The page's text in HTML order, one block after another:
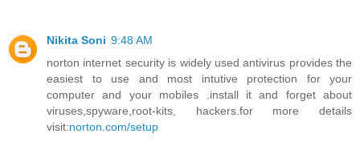
Nikita Soni 9:48 AM
norton internet security is widely used antivirus provides the
easiest to use and most intutive protection for your
computer and your mobiles .install it and forget about
viruses,spyware,root-kits, hackers.for more details
visit:norton.com/setup